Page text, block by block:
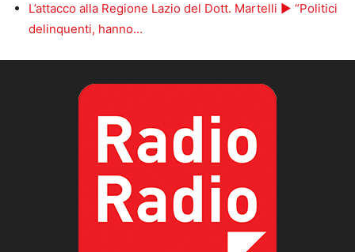
L’attacco alla Regione Lazio del Dott. Martelli ► “Politici
delinquenti, hanno…